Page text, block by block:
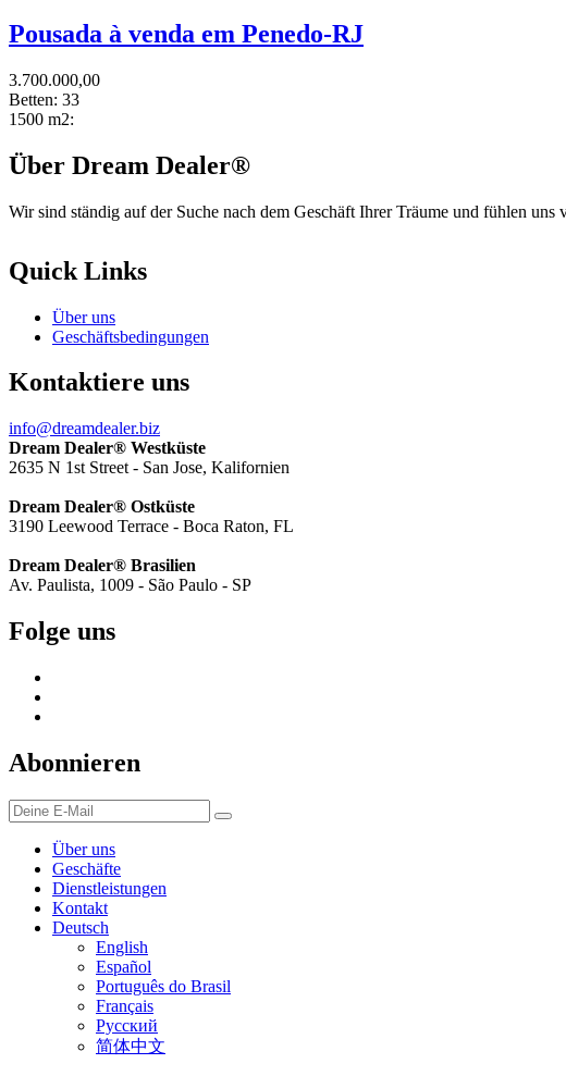
Pousada à venda em Penedo-RJ
3.700.000,00
Betten: 33
1500 m2:
Über Dream Dealer®
Wir sind ständig auf der Suche nach dem Geschäft Ihrer Träume und fühlen
Quick Links
Über uns
Geschäftsbedingungen
Kontaktiere uns
info@dreamdealer.biz
Dream Dealer® Westküste
2635 N 1st Street - San Jose, Kalifornien
Dream Dealer® Ostküste
3190 Leewood Terrace - Boca Raton, FL
Dream Dealer® Brasilien
Av. Paulista, 1009 - São Paulo - SP
Folge uns
Abonnieren
Über uns
Geschäfte
Dienstleistungen
Kontakt
Deutsch
English
Español
Português do Brasil
Français
Русский
简体中文